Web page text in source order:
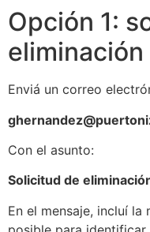
Opción 1:
Enviá un correo
Con el asunto:
Solicitud de
En el mensaje, incluí